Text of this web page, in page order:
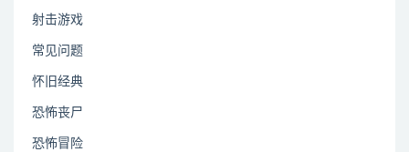
射击游戏
常见问题
怀旧经典
恐怖丧尸
恐怖冒险